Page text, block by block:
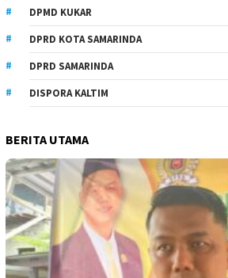
DPMD KUKAR
DPRD KOTA SAMARINDA
DPRD SAMARINDA
DISPORA KALTIM
BERITA UTAMA